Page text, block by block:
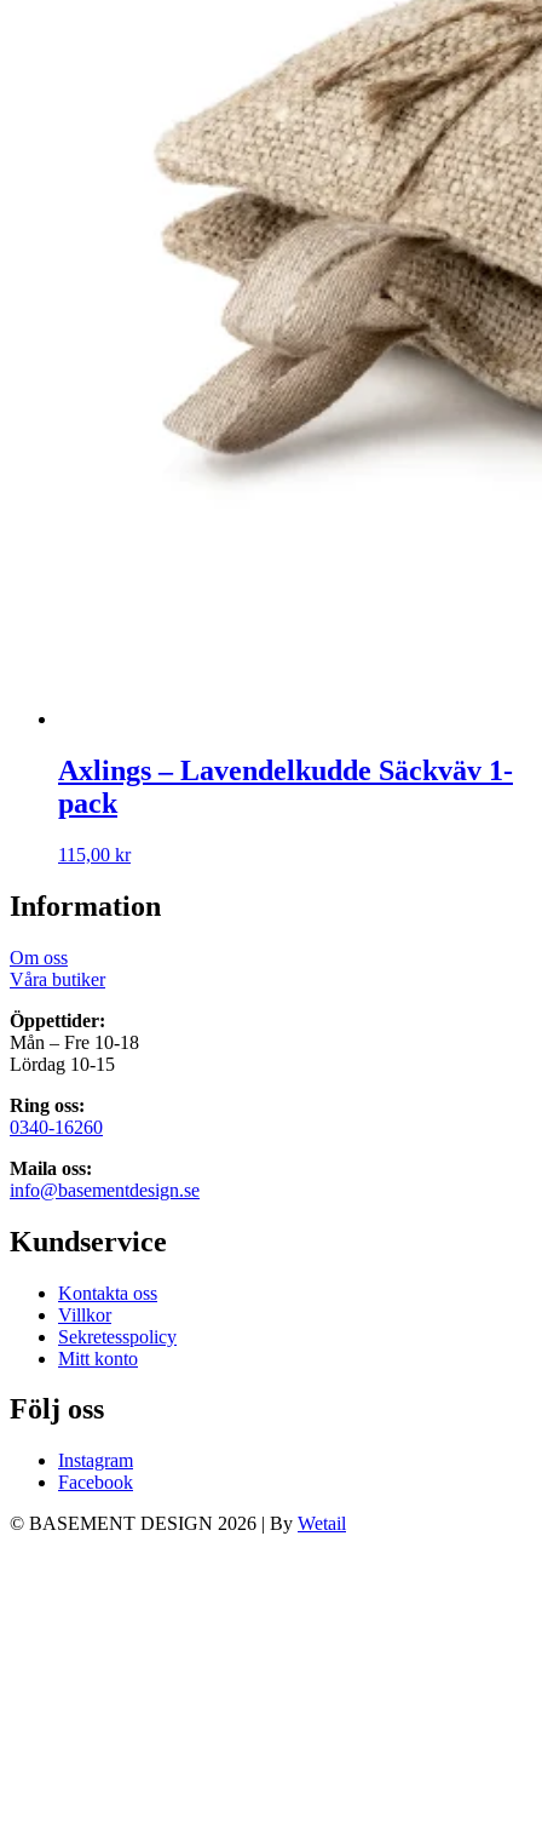
Axlings – Lavendelkudde Säckväv 1-
pack
115,00 kr
Information
Om oss
Våra butiker
Öppettider:
Mån – Fre 10-18
Lördag 10-15
Ring oss:
0340-16260
Maila oss:
info@basementdesign.se
Kundservice
Kontakta oss
Villkor
Sekretesspolicy
Mitt konto
Följ oss
Instagram
Facebook
© BASEMENT DESIGN 2026 | By Wetail